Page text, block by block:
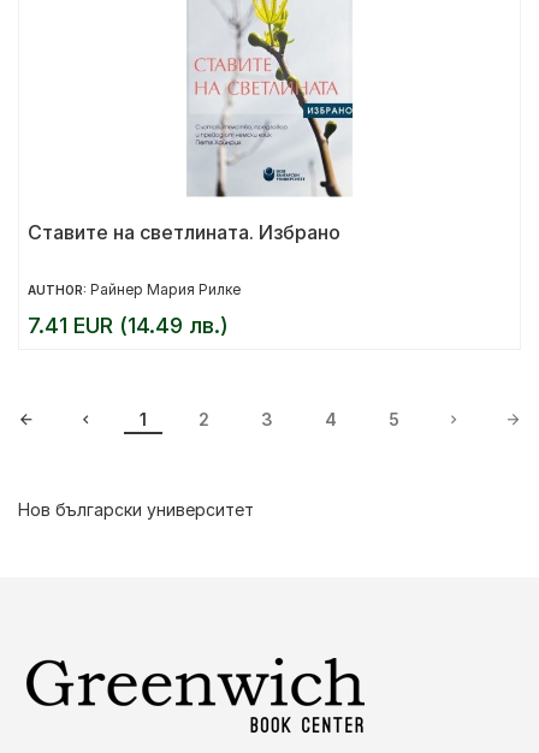
Ставите на светлината. Избрано
AUTHOR: Райнер Мария Рилке
7.41 EUR (14.49 лв.)
1 2 3 4 5
Нов български университет